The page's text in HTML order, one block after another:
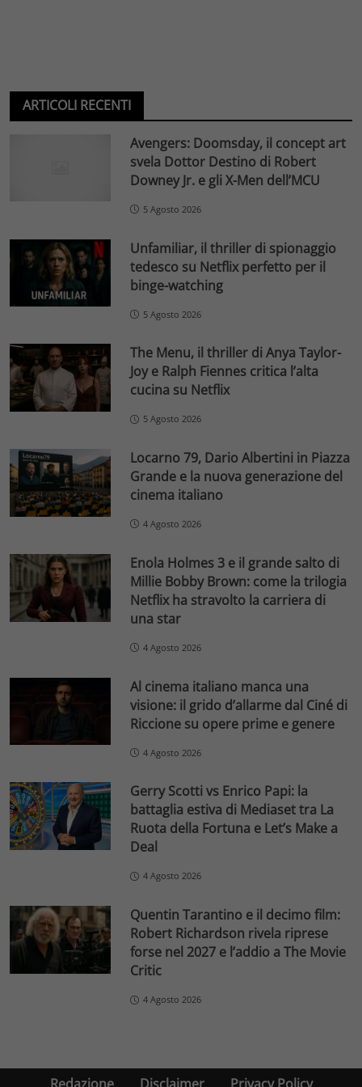
ARTICOLI RECENTI
Avengers: Doomsday, il concept art
svela Dottor Destino di Robert
Downey Jr. e gli X-Men dell’MCU
5 Agosto 2026
Unfamiliar, il thriller di spionaggio
tedesco su Netflix perfetto per il
binge-watching
5 Agosto 2026
The Menu, il thriller di Anya Taylor-
Joy e Ralph Fiennes critica l’alta
cucina su Netflix
5 Agosto 2026
Locarno 79, Dario Albertini in Piazza
Grande e la nuova generazione del
cinema italiano
4 Agosto 2026
Enola Holmes 3 e il grande salto di
Millie Bobby Brown: come la trilogia
Netflix ha stravolto la carriera di
una star
4 Agosto 2026
Al cinema italiano manca una
visione: il grido d’allarme dal Ciné di
Riccione su opere prime e genere
4 Agosto 2026
Gerry Scotti vs Enrico Papi: la
battaglia estiva di Mediaset tra La
Ruota della Fortuna e Let’s Make a
Deal
4 Agosto 2026
Quentin Tarantino e il decimo film:
Robert Richardson rivela riprese
forse nel 2027 e l’addio a The Movie
Critic
4 Agosto 2026